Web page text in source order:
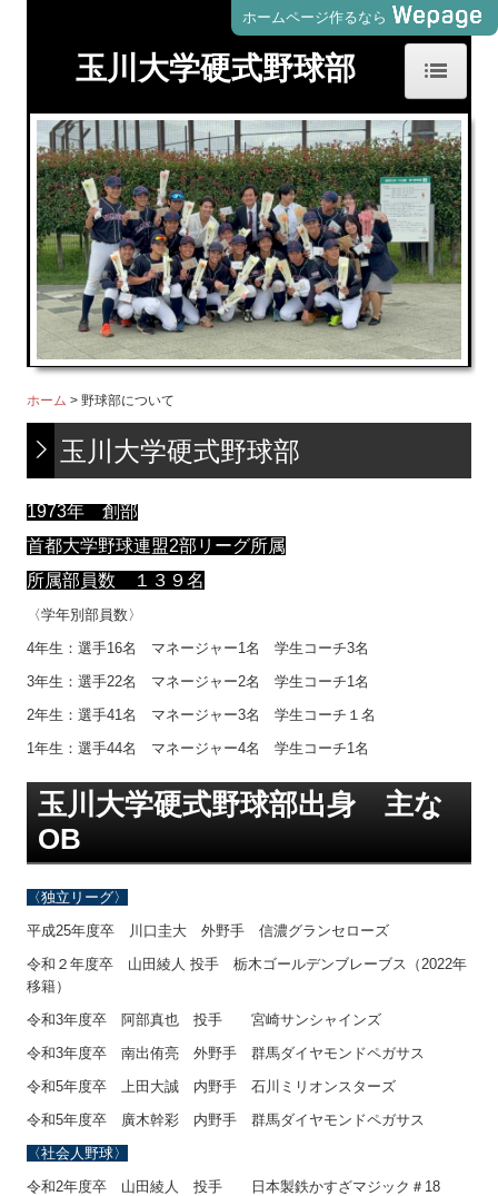
ホームページ作るなら
ホーム
野球部について
スタッフ紹介・募集
部員紹介
ギャラリー
お知らせ
玉川大学硬式野球部
ホーム 野球部について
玉川大学硬式野球部
1973年 創部
首都大学野球連盟2部リーグ所属
所属部員数 １３９名
〈学年別部員数〉
4年生：選手16名 マネージャー1名 学生コーチ3名
3年生：選手22名 マネージャー2名 学生コーチ1名
2年生：選手41名 マネージャー3名 学生コーチ１名
1年生：選手44名 マネージャー4名 学生コーチ1名
玉川大学硬式野球部出身 主な
OB
〈独立リーグ〉
平成25年度卒 川口圭大 外野手 信濃グランセローズ
令和２年度卒 山田綾人 投手 栃木ゴールデンブレーブス（2022年
移籍）
令和3年度卒 阿部真也 投手 宮崎サンシャインズ
令和3年度卒 南出侑亮 外野手 群馬ダイヤモンドペガサス
令和5年度卒 上田大誠 内野手 石川ミリオンスターズ
令和5年度卒 廣木幹彩 内野手 群馬ダイヤモンドペガサス
〈社会人野球〉
令和2年度卒 山田綾人 投手 日本製鉄かすざマジック＃18